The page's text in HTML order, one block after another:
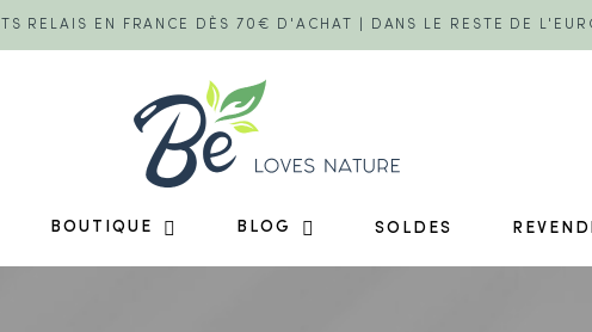
RELAIS EN FRANCE DÈS 70€ D'ACHAT | DANS LE RESTE DE
BOUTIQUE BLOG SOLDES